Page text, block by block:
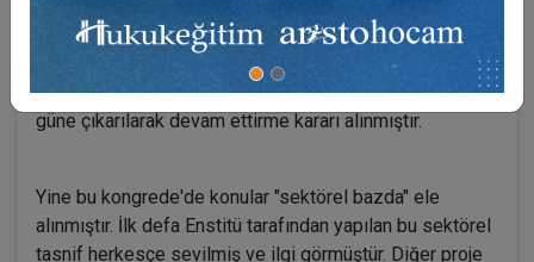
göstermesinden aldığımız inanç ve enerji ile önceki
senelerde "Sempozyum" olarak yapageldiğimiz bu
organizasyonun dördüncüsünü "kongre" niteliğinde üç
güne çıkarılarak devam ettirme kararı alınmıştır.
Yine bu kongrede'de konular "sektörel bazda" ele
alınmıştır. İlk defa Enstitü tarafından yapılan bu sektörel
tasnif herkesçe sevilmiş ve ilgi görmüştür. Diğer proje